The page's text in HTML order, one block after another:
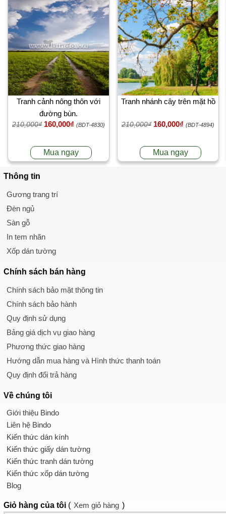
Tranh cảnh nông thôn với
đường bùn.
210,000₫ 160,000₫ (BDT-4830)
Mua ngay
Tranh nhánh cây trên mặt hồ
210,000₫ 160,000₫ (BDT-4894)
Mua ngay
Thông tin
Gương trang trí
Đèn ngủ
Sàn gỗ
In tem nhãn
Xốp dán tường
Chính sách bán hàng
Chính sách bảo mật thông tin
Chính sách bảo hành
Quy định sử dụng
Bảng giá dịch vụ giao hàng
Phương thức giao hàng
Hướng dẫn mua hàng và Hình thức thanh toán
Quy định đổi trả hàng
Về chúng tôi
Giới thiệu Bindo
Liên hệ Bindo
Kiến thức dán kính
Kiến thức giấy dán tường
Kiến thức tranh dán tường
Kiến thức xốp dán tường
Blog
Giỏ hàng của tôi ( Xem giỏ hàng )